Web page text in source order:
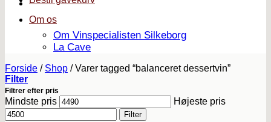
Om os
Om Vinspecialisten Silkeborg
La Cave
Forside / Shop /Varer tagged “balanceret dessertvin”
Filter
Filtrer efter pris
Mindste pris Højeste pris
Filter